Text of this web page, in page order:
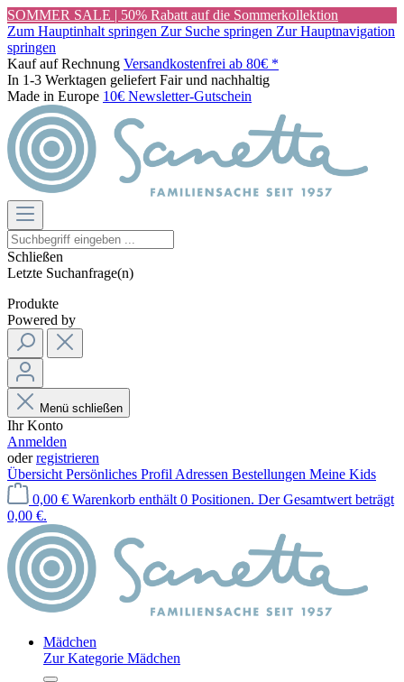
SOMMER SALE | 50% Rabatt auf die Sommerkollektion
Zum Hauptinhalt springen Zur Suche springen Zur Hauptnavigation
springen
Kauf auf Rechnung Versandkostenfrei ab 80€ *
In 1-3 Werktagen geliefert Fair und nachhaltig
Made in Europe 10€ Newsletter-Gutschein
Schließen
Letzte Suchanfrage(n)
Produkte
Powered by
Menü schließen
Ihr Konto
Anmelden
oderregistrieren
Übersicht Persönliches Profil Adressen Bestellungen Meine Kids
0,00 € Warenkorb enthält 0 Positionen. Der Gesamtwert beträgt
0,00 €.
Mädchen
Zur Kategorie Mädchen